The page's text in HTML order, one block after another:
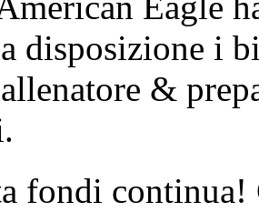
disposizione i
&
fondi